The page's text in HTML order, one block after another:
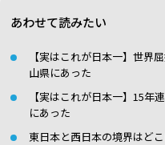
あわせて読みたい
【実はこれが日本一】世界
山県にあった
【実はこれが日本一】15年
にあった
東日本と西日本の境界はど